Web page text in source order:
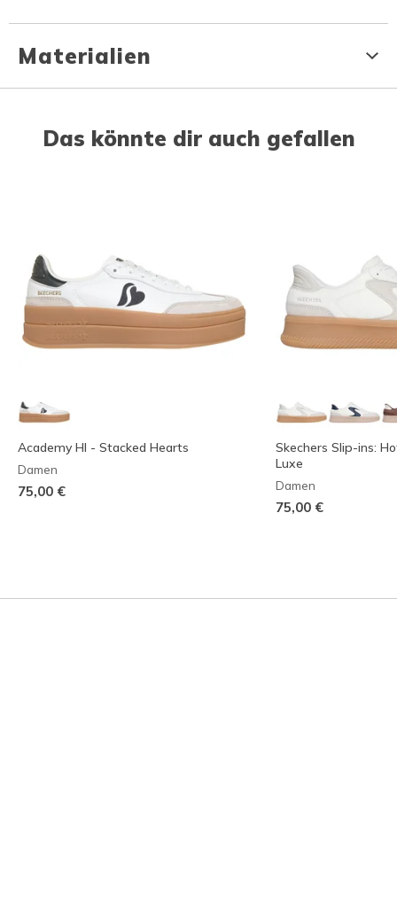
Materialien
Das könnte dir auch gefallen
Academy HI - Stacked Hearts
Damen
75,00 €
Skechers Slip-ins:
Luxe
Damen
75,00 €